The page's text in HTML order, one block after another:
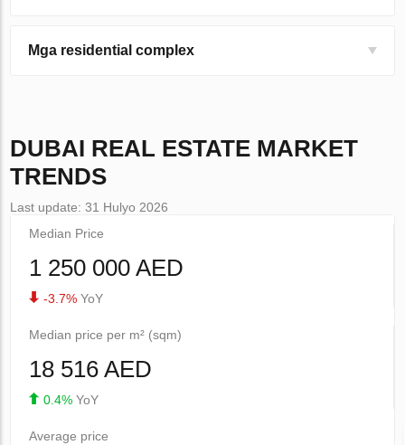
Mga residential complex
DUBAI REAL ESTATE MARKET
TRENDS
Last update: 31 Hulyo 2026
Median Price
1 250 000 AED
-3.7% YoY
Median price per m² (sqm)
18 516 AED
0.4% YoY
Average price